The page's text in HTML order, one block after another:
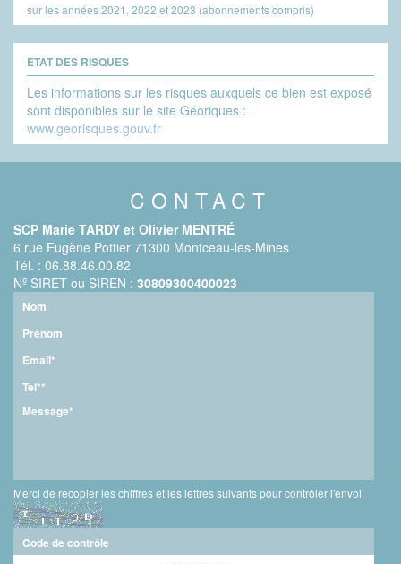
sur les années 2021, 2022 et 2023 (abonnements compris)
ETAT DES RISQUES
Les informations sur les risques auxquels ce bien est exposé
sont disponibles sur le site Géoriques :
www.georisques.gouv.fr
CONTACT
SCP Marie TARDY et Olivier MENTRÉ
6 rue Eugène Pottier 71300 Montceau-les-Mines
Tél. : 06.88.46.00.82
Nº SIRET ou SIREN : 30809300400023
Merci de recopier les chiffres et les lettres suivants pour contrôler l'envoi.